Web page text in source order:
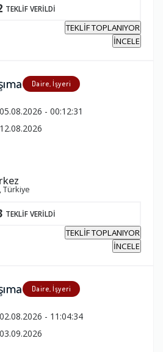
TEKLİF VERİLDİ
TEKLİF TOPLANIYOR
İNCELE
Daire, İşyeri
05.08.2026 - 00:12:31
12.08.2026
Türkiye
TEKLİF VERİLDİ
TEKLİF TOPLANIYOR
İNCELE
Daire, İşyeri
02.08.2026 - 11:04:34
03.09.2026